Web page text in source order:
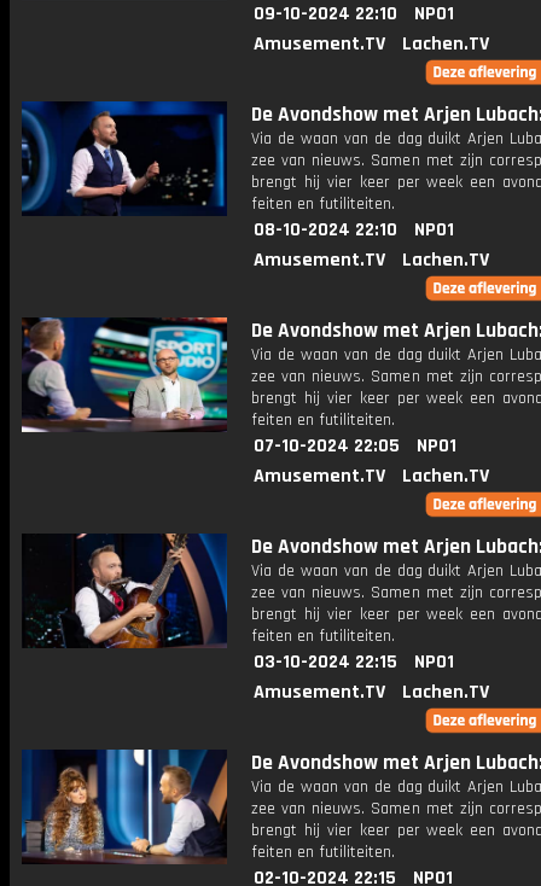
09-10-2024 22:10
NPO1
Amusement.TV
Lachen.TV
De Avondshow met Arjen
Via de waan van de dag duikt Arjen
zee van nieuws. Samen met zijn
brengt hij vier keer per week een
feiten en futiliteiten.
08-10-2024 22:10
NPO1
Amusement.TV
Lachen.TV
De Avondshow met Arjen
Via de waan van de dag duikt Arjen
zee van nieuws. Samen met zijn
brengt hij vier keer per week een
feiten en futiliteiten.
07-10-2024 22:05
NPO1
Amusement.TV
Lachen.TV
De Avondshow met Arjen
Via de waan van de dag duikt Arjen
zee van nieuws. Samen met zijn
brengt hij vier keer per week een
feiten en futiliteiten.
03-10-2024 22:15
NPO1
Amusement.TV
Lachen.TV
De Avondshow met Arjen
Via de waan van de dag duikt Arjen
zee van nieuws. Samen met zijn
brengt hij vier keer per week een
feiten en futiliteiten.
02-10-2024 22:15 NPO1